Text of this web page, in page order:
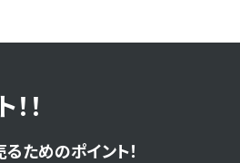
！
ためのポイント！